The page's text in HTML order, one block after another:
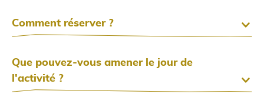
Comment réserver ?
Que pouvez-vous amener le jour de
l'activité ?